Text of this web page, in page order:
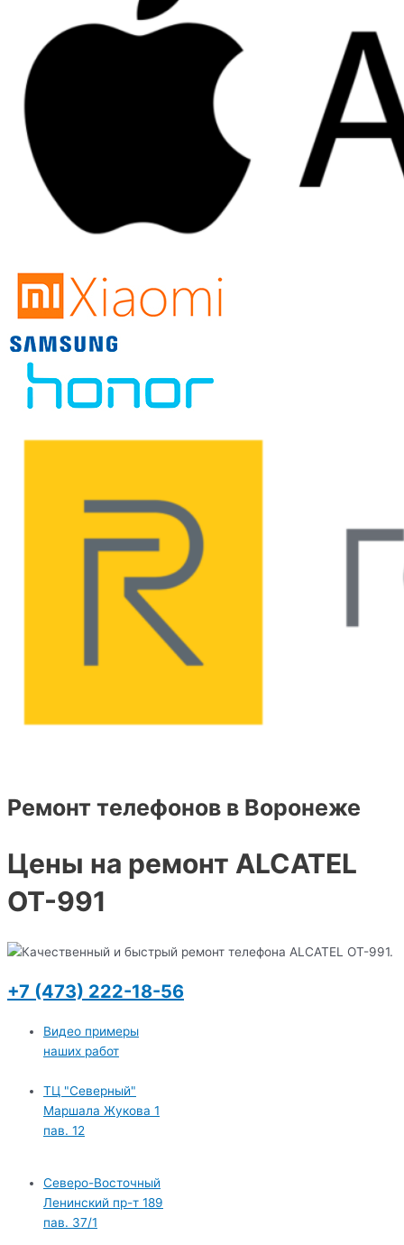
Ремонт телефонов в Воронеже
Цены на ремонт ALCATEL
OT-991
+7 (473) 222-18-56
Видео примеры
наших работ
ТЦ "Северный"
Маршала Жукова 1
пав. 12
Северо-Восточный
Ленинский пр-т 189
пав. 37/1